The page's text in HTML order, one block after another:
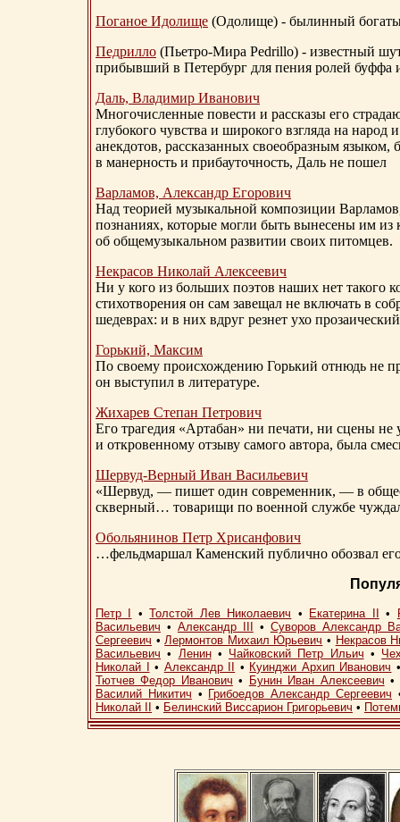
Поганое Идолище (Одолище) - былинный
Педрилло (Пьетро-Мира Pedrillo) - известный
прибывший в Петербург для пения ролей буффа
Даль, Владимир Иванович
Многочисленные повести и рассказы его
глубокого чувства и широкого взгляда на
анекдотов, рассказанных своеобразным
в манерность и прибауточность, Даль не пошел
Варламов, Александр Егорович
Над теорией музыкальной композиции
познаниях, которые могли быть вынесены им из
об общемузыкальном развитии своих питомцев.
Некрасов Николай Алексеевич
Ни у кого из больших поэтов наших нет такого
стихотворения он сам завещал не включать в
шедеврах: и в них вдруг резнет ухо
Горький, Максим
По своему происхождению Горький отнюдь не
он выступил в литературе.
Жихарев Степан Петрович
Его трагедия «Артабан» ни печати, ни сцены
и откровенному отзыву самого автора, была
Шервуд-Верный Иван Васильевич
«Шервуд, — пишет один современник, — в
скверный… товарищи по военной службе
Обольянинов Петр Хрисанфович
…фельдмаршал Каменский публично обозвал
Петр I •Толстой Лев Николаевич • Екатерина II •
Васильевич • Александр III • Суворов Александр
Сергеевич •Лермонтов Михаил Юрьевич • Некрасов
Васильевич • Ленин• Чайковский Петр Ильич •
Николай I
• Александр II • Куинджи Архип Иванович
Тютчев Федор Иванович • Бунин Иван Алексеевич •
Василий Никитич • Грибоедов Александр Сергеевич
Николай II
• Белинский Виссарион Григорьевич •